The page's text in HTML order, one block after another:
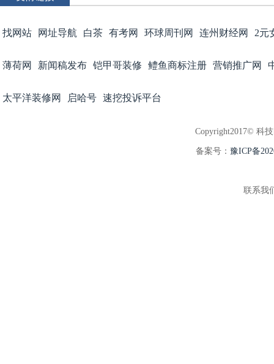
找网站 网址导航 白茶 有考网 环球周刊网 连州财经网 2元
薄荷网 新闻稿发布 铠甲哥装修 鳢鱼商标注册 营销推广网
太平洋装修网 启哈号 速挖投诉平台
Copyright2017© 科
备案号： 豫ICP备
联系我